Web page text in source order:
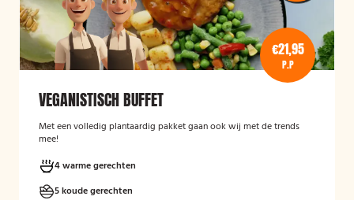
€21,95
P.P
VEGANISTISCH BUFFET
Met een volledig plantaardig pakket gaan ook wij met de trends
mee!
4 warme gerechten
5 koude gerechten